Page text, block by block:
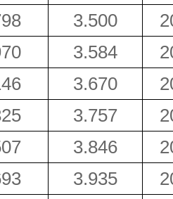
3.500
3.584
3.670
3.757
3.846
3.935